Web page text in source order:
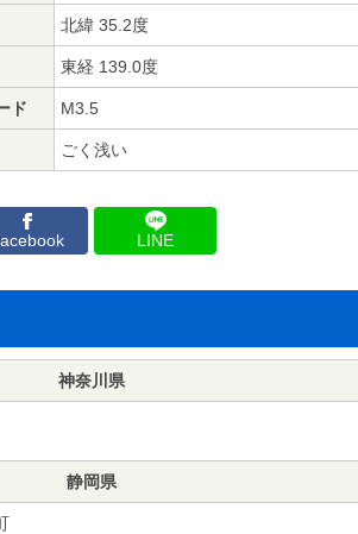
北緯 35.2度
東経 139.0度
ド M3.5
ごく浅い
LINE
神奈川県
静岡県